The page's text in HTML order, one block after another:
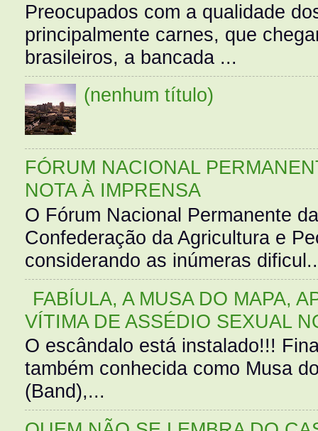
Preocupados com a qualidade
principalmente carnes, que
brasileiros, a bancada ...
(nenhum título)
FÓRUM NACIONAL
NOTA À IMPRENSA
O Fórum Nacional Permanente
Confederação da Agricultura e
considerando as inúmeras
FABÍULA, A MUSA DO MAPA,
VÍTIMA DE ASSÉDIO SEXUAL
O escândalo está instalado!!!
também conhecida como Musa
(Band),...